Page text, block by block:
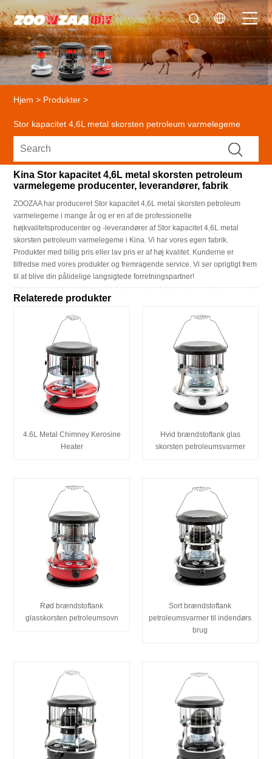
Hjem > Produkter >
Stor kapacitet 4,6L metal skorsten petroleum varmelegeme
Kina Stor kapacitet 4,6L metal skorsten petroleum
varmelegeme producenter, leverandører, fabrik
ZOOZAA har produceret Stor kapacitet 4,6L metal skorsten petroleum
varmelegeme i mange år og er en af ​​de professionelle
højkvalitetsproducenter og -leverandører af Stor kapacitet 4,6L metal
skorsten petroleum varmelegeme i Kina. Vi har vores egen fabrik.
Produkter med billig pris eller lav pris er af høj kvalitet. Kunderne er
tilfredse med vores produkter og fremragende service. Vi ser oprigtigt frem
til at blive din pålidelige langsigtede forretningspartner!
Relaterede produkter
4.6L Metal Chimney Kerosine
Heater
Hvid brændstoftank glas
skorsten petroleumsvarmer
Rød brændstoftank
glasskorsten petroleumsovn
Sort brændstoftank
petroleumsvarmer til indendørs
brug